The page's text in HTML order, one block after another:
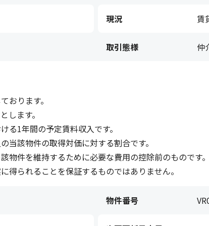
現況 賃
取引態様 仲
おります。
します。
る1年間の予定賃料収入です。
該物件の取得対価に対する割合です。
件を維持するために必要な費用の控除前のものです。
得られることを保証するものではありません。
物件番号